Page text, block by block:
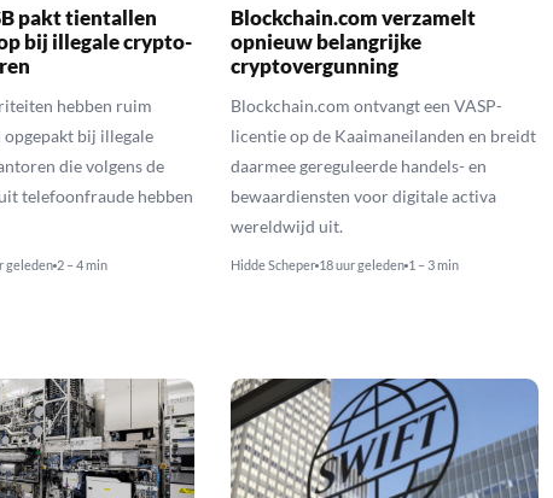
pakt tientallen
bij illegale crypto-
hebben ruim
bij illegale
die volgens de
telefoonfraude hebben
geleden 2 – 4 min
Blockchain.com verzamelt
opnieuw belangrijke
cryptovergunning
Blockchain.com ontvangt een VASP-
licentie op de Kaaimaneilanden en breidt
daarmee gereguleerde handels- en
bewaardiensten voor digitale activa
wereldwijd uit.
Hidde Scheper 18 uur geleden 1 – 3 min